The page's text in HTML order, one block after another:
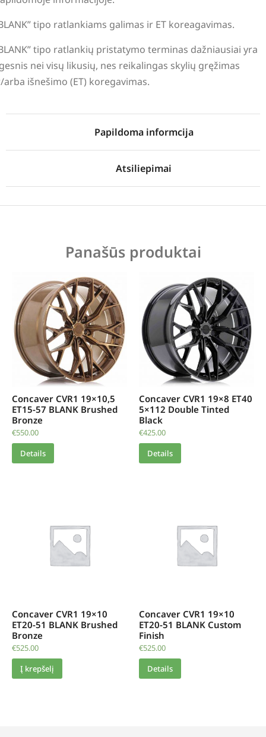
tipo ratlankiams galimas ir ET koreagavimas.
tipo ratlankių pristatymo terminas dažniausiai yra
nei visų likusių, nes reikalingas skylių gręžimas
arba išnešimo (ET) koregavimas.
Papildoma informcija
Atsiliepimai
Panašūs produktai
Concaver CVR1 19×10,5
ET15-57 BLANK Brushed
Bronze
€550.00
Details
Concaver CVR1 19×8 ET40
5×112 Double Tinted
Black
€425.00
Details
Concaver CVR1 19×10
ET20-51 BLANK Brushed
Bronze
€525.00
Į krepšelį
Concaver CVR1 19×10
ET20-51 BLANK Custom
Finish
€525.00
Details